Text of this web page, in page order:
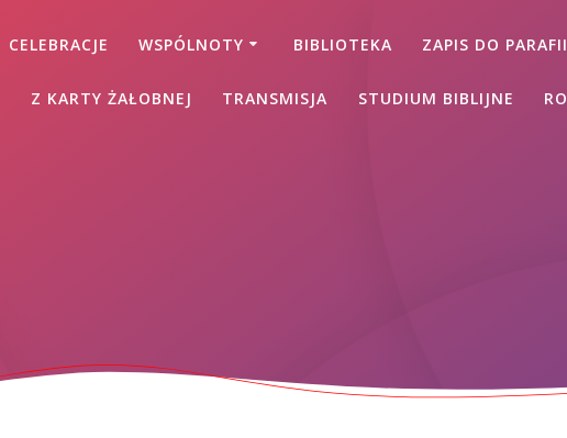
CELEBRACJE WSPÓLNOTY BIBLIOTEKA ZAPIS DO PARAFII
Z KARTY ŻAŁOBNEJ TRANSMISJA STUDIUM BIBLIJNE